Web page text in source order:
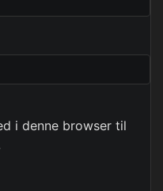
i denne browser til